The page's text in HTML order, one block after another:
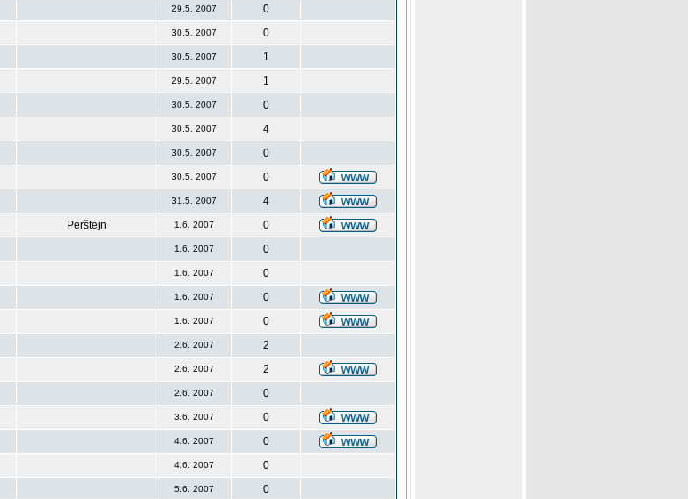
29.5. 2007
0
30.5. 2007
0
30.5. 2007
1
29.5. 2007
1
30.5. 2007
0
30.5. 2007
4
30.5. 2007
0
30.5. 2007
0
31.5. 2007
4
Perštejn 1.6. 2007
0
1.6. 2007
0
1.6. 2007
0
1.6. 2007
0
1.6. 2007
0
2.6. 2007
2
2.6. 2007
2
2.6. 2007
0
3.6. 2007
0
4.6. 2007
0
4.6. 2007
0
5.6. 2007
0